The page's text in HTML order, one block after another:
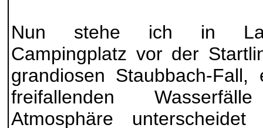
Nun stehe ich in
Campingplatz vor der
grandiosen Staubbach-
freifallenden
Atmosphäre